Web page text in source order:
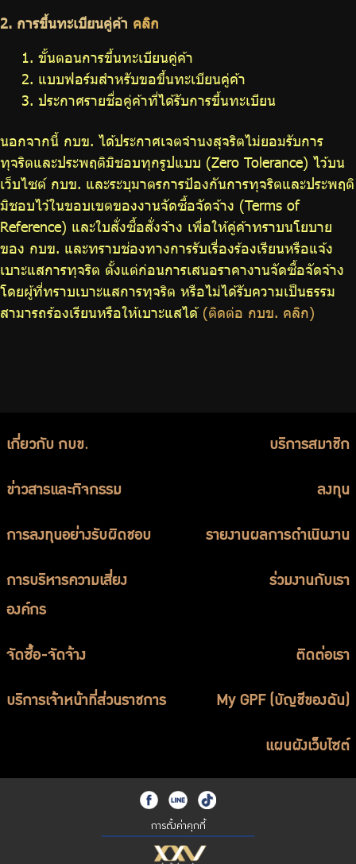
2. การขึ้นทะเบียนคู่ค้า คลิก
ขั้นตอนการขึ้นทะเบียนคู่ค้า
แบบฟอร์มสำหรับขอขึ้นทะเบียนคู่ค้า
ประกาศรายชื่อคู่ค้าที่ได้รับการขึ้นทะเบียน
นอกจากนี้ กบข. ได้ประกาศเจตจำนงสุจริตไม่ยอมรับการ
ทุจริตและประพฤติมิชอบทุกรูปแบบ (Zero Tolerance) ไว้บน
เว็บไซต์ กบข. และระบุมาตรการป้องกันการทุจริตและประพฤติ
มิชอบไว้ในขอบเขตของงานจัดซื้อจัดจ้าง (Terms of
Reference) และใบสั่งซื้อสั่งจ้าง เพื่อให้คู่ค้าทราบนโยบาย
ของ กบข. และทราบช่องทางการรับเรื่องร้องเรียนหรือแจ้ง
เบาะแสการทุจริต ตั้งแต่ก่อนการเสนอราคางานจัดซื้อจัดจ้าง
โดยผู้ที่ทราบเบาะแสการทุจริต หรือไม่ได้รับความเป็นธรรม
สามารถร้องเรียนหรือให้เบาะแสได้ (ติดต่อ กบข. คลิก)
เกี่ยวกับ กบข. บริการสมาชิก
ข่าวสารและกิจกรรม ลงทุน
การลงทุนอย่างรับผิดชอบ รายงานผลการดำเนินงาน
การบริหารความเสี่ยง
องค์กร
ร่วมงานกับเรา
จัดซื้อ-จัดจ้าง ติดต่อเรา
บริการเจ้าหน้าที่ส่วนราชการ My GPF (บัญชีของฉัน)
แผนผังเว็บไซต์
การตั้งค่าคุกกี้